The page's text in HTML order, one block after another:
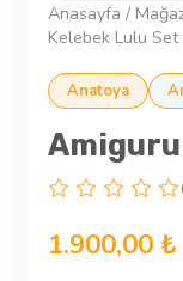
Anasayfa /
Kelebek Lulu Set
Anatoya
1.900,00 ₺